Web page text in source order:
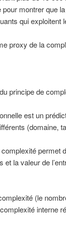
montrer que
qui exploitent
proxy de la
principe de
est un
(domaine,
permet
la valeur de
(le
interne